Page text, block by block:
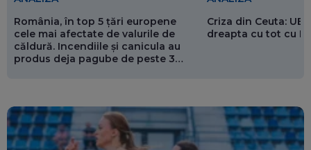
România, în top 5 țări europene
cele mai afectate de valurile de
căldură. Incendiile și canicula au
produs deja pagube de peste 3
Criza din Ceuta: UE
dreapta cu tot cu